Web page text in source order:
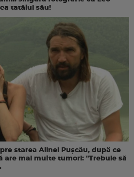
tatălui său!
starea Alinei Pușcău, după ce
are mai multe tumori: "Trebuie să